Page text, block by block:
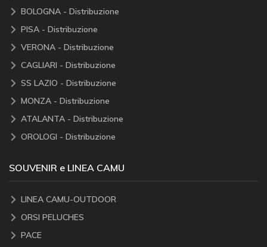
BOLOGNA - Distribuzione
PISA - Distribuzione
VERONA - Distribuzione
CAGLIARI - Distribuzione
SS LAZIO - Distribuzione
MONZA - Distribuzione
ATALANTA - Distribuzione
OROLOGI - Distribuzione
SOUVENIR e LINEA CAMU
LINEA CAMU-OUTDOOR
ORSI PELUCHES
PACE